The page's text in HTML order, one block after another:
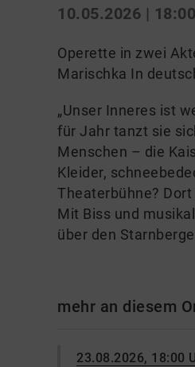
10.05.2026 |
Operette in zwei
Marischka In
„Unser Inneres ist
für Jahr tanzt sie
Menschen – die
Kleider,
Theaterbühne?
Mit Biss und
über den
mehr an diesem
23.08.2026, 18:00